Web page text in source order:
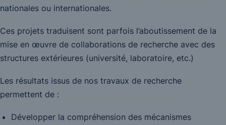
nationales ou internationales.
Ces projets traduisent sont parfois l’aboutissement de la
mise en œuvre de collaborations de recherche avec des
structures extérieures (université, laboratoire, etc.)
Les résultats issus de nos travaux de recherche
permettent de :
Développer la compréhension des mécanismes